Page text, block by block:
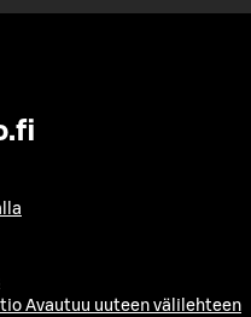
Avautuu uuteen välilehteen